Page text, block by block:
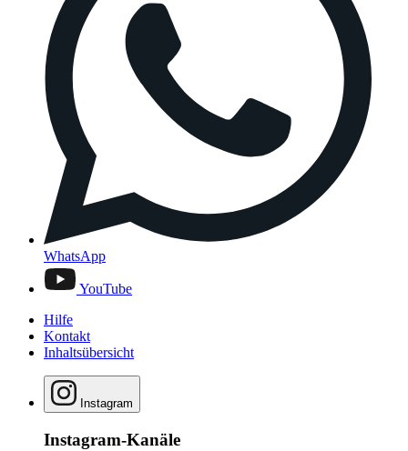
WhatsApp
YouTube
Hilfe
Kontakt
Inhaltsübersicht
Instagram
Instagram-Kanäle